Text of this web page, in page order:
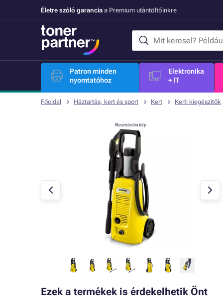
Életre szóló garancia a Premium utántöltőinkre
Patron minden
nyomtatóhoz
Elektronika
+ IT
Főoldal Háztartás, kert és sport Kert Kerti kiegészítők
Illusztrációs kép
Ezek a termékek is érdekelhetik Önt